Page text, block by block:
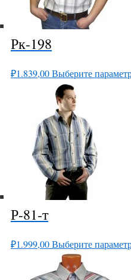
Рк-198
₽1.839,00Выберите
Р-81-т
₽1.999,00Выберите